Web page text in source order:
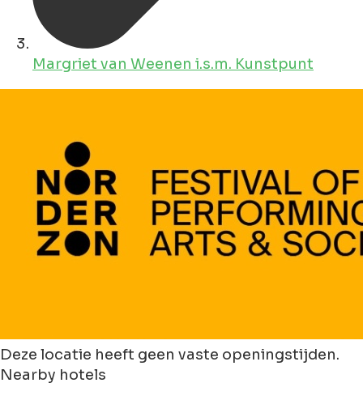
Margriet van Weenen i.s.m. Kunstpunt
Deze locatie heeft geen vaste openingstijden.
Nearby hotels